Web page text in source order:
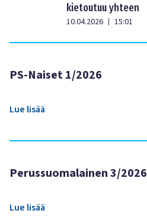
kietoutuu yhteen
10.04.2026 | 15:01
PS-Naiset 1/2026
Lue lisää
Perussuomalainen 3/2026
Lue lisää